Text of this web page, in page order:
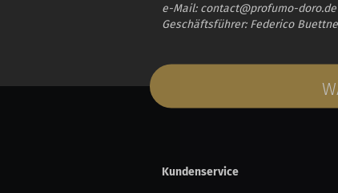
e-Mail: contact@profumo-doro.de
Geschäftsführer: Federico
Kundenservice